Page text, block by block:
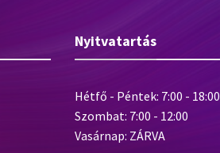
Nyitvatartás
Hétfő - Péntek: 7:00 - 18:00
Szombat: 7:00 - 12:00
Vasárnap: ZÁRVA